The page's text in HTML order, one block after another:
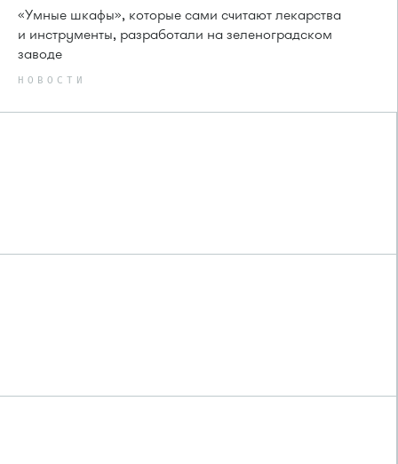
«Умные шкафы», которые сами считают лекарства
и инструменты, разработали на зеленоградском
заводе
НОВОСТИ